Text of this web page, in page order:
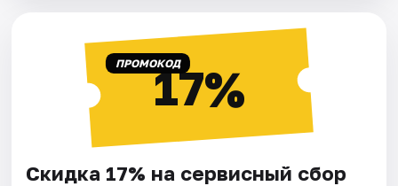
ПРОМОКОД17%
Скидка 17% на сервисный сбор